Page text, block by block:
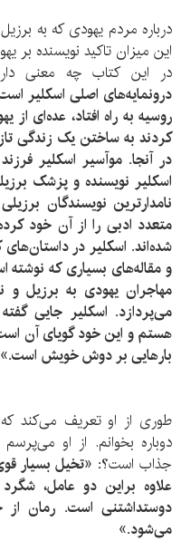
درباره مردم یهودی که به
این میزان تاکید نویسنده بر
در این کتاب چه معنی
درونمایه‌های اصلی اسکلیر
روسیه به راه افتاد، عده‌ای
کردند به ساختن یک زندگی
در آنجا. موآسیر اسکلیر
نامدارترین نویسندگان
متعدد ادبی را از آن خود
شده‌اند. اسکلیر در داستان‌های
و مقاله‌های بسیاری که نوشته
مهاجران یهودی به برزیل و
می‌پردازد. اسکلیر جایی
هستم و این خود گویای آن
بارهایی بر دوش خویش است.»​
طوری از او تعریف می‌کند
دوباره بخوانم. از او
جذاب است؟: «تخیل بسیار
علاوه براین دو عامل،
دوستداشتنی است. رمان از
می‌شود.»